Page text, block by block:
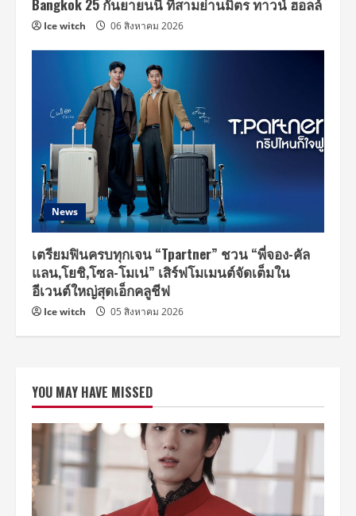
Bangkok 25 กันยายนนี้ ที่สามย่านมิตร ทาวน์ ฮอลล์
Ice witch 06 สิงหาคม 2026
News
เตรียมฟินครบทุกเจน “Tpartner” ชวน “พี่จอง-คัล
แลน,โยชิ,โซล-โมเน่” เสิร์ฟโมเมนต์จัดเต็มใน
อีเวนต์ใหญ่สุดเอ็กคลูชีฟ
Ice witch 05 สิงหาคม 2026
YOU MAY HAVE MISSED